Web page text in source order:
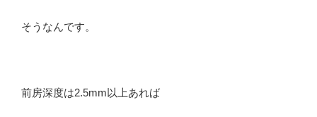
そうなんです。
前房深度は2.5mm以上あれば